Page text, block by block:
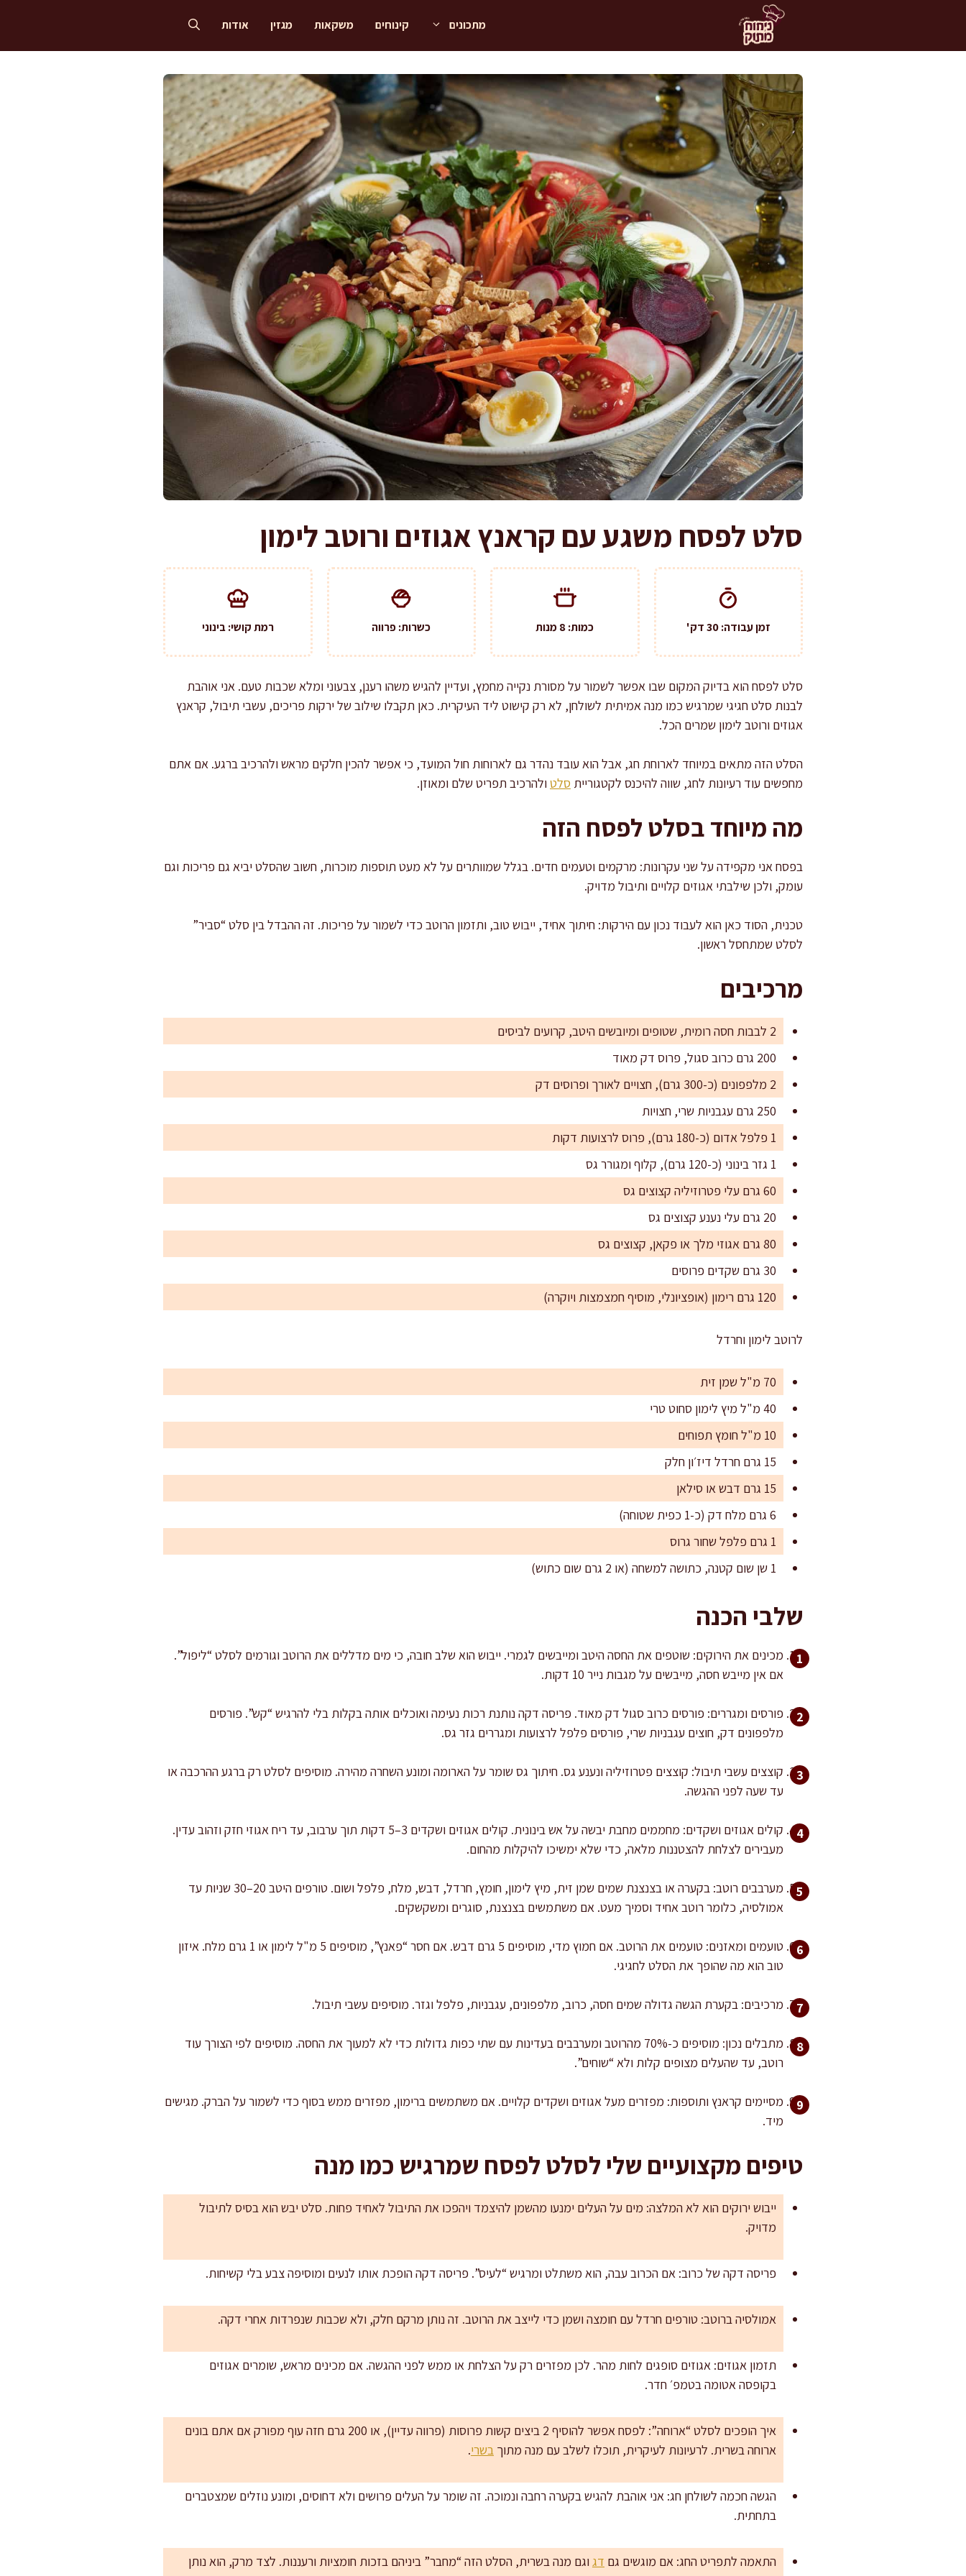
מתכונים קינוחים משקאות מגזין אודות
סלט לפסח משגע עם קראנץ אגוזים ורוטב לימון
זמן עבודה: 30 דק' כמות: 8 מנות כשרות: פרווה רמת קושי: בינוני
סלט לפסח הוא בדיוק המקום שבו אפשר לשמור על מסורת נקייה מחמץ, ועדיין להגיש משהו רענן, צבעוני ומלא שכבות טעם. אני אוהבת
לבנות סלט חגיגי שמרגיש כמו מנה אמיתית לשולחן, לא רק קישוט ליד העיקרית. כאן תקבלו שילוב של ירקות פריכים, עשבי תיבול, קראנץ
אגוזים ורוטב לימון שמרים הכל.
הסלט הזה מתאים במיוחד לארוחת חג, אבל הוא עובד נהדר גם לארוחות חול המועד, כי אפשר להכין חלקים מראש ולהרכיב ברגע. אם אתם
מחפשים עוד רעיונות לחג, שווה להיכנס לקטגוריית סלטולהרכיב תפריט שלם ומאוזן.
מה מיוחד בסלט לפסח הזה
בפסח אני מקפידה על שני עקרונות: מרקמים וטעמים חדים. בגלל שמוותרים על לא מעט תוספות מוכרות, חשוב שהסלט יביא גם פריכות וגם
עומק, ולכן שילבתי אגוזים קלויים ותיבול מדויק.
טכנית, הסוד כאן הוא לעבוד נכון עם הירקות: חיתוך אחיד, ייבוש טוב, ותזמון הרוטב כדי לשמור על פריכות. זה ההבדל בין סלט “סביר”
לסלט שמתחסל ראשון.
מרכיבים
2 לבבות חסה רומית, שטופים ומיובשים היטב, קרועים לביסים
200 גרם כרוב סגול, פרוס דק מאוד
2 מלפפונים (כ-300 גרם), חצויים לאורך ופרוסים דק
250 גרם עגבניות שרי, חצויות
1 פלפל אדום (כ-180 גרם), פרוס לרצועות דקות
1 גזר בינוני (כ-120 גרם), קלוף ומגורר גס
60 גרם עלי פטרוזיליה קצוצים גס
20 גרם עלי נענע קצוצים גס
80 גרם אגוזי מלך או פקאן, קצוצים גס
30 גרם שקדים פרוסים
120 גרם רימון (אופציונלי, מוסיף חמצמצות ויוקרה)
לרוטב לימון וחרדל
70 מ"ל שמן זית
40 מ"ל מיץ לימון סחוט טרי
10 מ"ל חומץ תפוחים
15 גרם חרדל דיז׳ון חלק
15 גרם דבש או סילאן
6 גרם מלח דק (כ-1 כפית שטוחה)
1 גרם פלפל שחור גרוס
1 שן שום קטנה, כתושה למשחה (או 2 גרם שום כתוש)
שלבי הכנה
מכינים את הירוקים: שוטפים את החסה היטב ומייבשים לגמרי. ייבוש הוא שלב חובה, כי מים מדללים את הרוטב וגורמים לסלט “ליפול”.
אם אין מייבש חסה, מייבשים על מגבות נייר 10 דקות.
פורסים ומגררים: פורסים כרוב סגול דק מאוד. פריסה דקה נותנת רכות נעימה ואוכלים אותה בקלות בלי להרגיש “קש”. פורסים
מלפפונים דק, חוצים עגבניות שרי, פורסים פלפל לרצועות ומגררים גזר גס.
קוצצים עשבי תיבול: קוצצים פטרוזיליה ונענע גס. חיתוך גס שומר על הארומה ומונע השחרה מהירה. מוסיפים לסלט רק ברגע ההרכבה או
עד שעה לפני ההגשה.
קולים אגוזים ושקדים: מחממים מחבת יבשה על אש בינונית. קולים אגוזים ושקדים 3–5 דקות תוך ערבוב, עד ריח אגוזי חזק וזהוב עדין.
מעבירים לצלחת להצטננות מלאה, כדי שלא ימשיכו להיקלות מהחום.
מערבבים רוטב: בקערה או בצנצנת שמים שמן זית, מיץ לימון, חומץ, חרדל, דבש, מלח, פלפל ושום. טורפים היטב 20–30 שניות עד
אמולסיה, כלומר רוטב אחיד וסמיך מעט. אם משתמשים בצנצנת, סוגרים ומשקשקים.
טועמים ומאזנים: טועמים את הרוטב. אם חמוץ מדי, מוסיפים 5 גרם דבש. אם חסר “פאנץ”, מוסיפים 5 מ"ל לימון או 1 גרם מלח. איזון
טוב הוא מה שהופך את הסלט לחגיגי.
מרכיבים: בקערת הגשה גדולה שמים חסה, כרוב, מלפפונים, עגבניות, פלפל וגזר. מוסיפים עשבי תיבול.
מתבלים נכון: מוסיפים כ-70% מהרוטב ומערבבים בעדינות עם שתי כפות גדולות כדי לא למעוך את החסה. מוסיפים לפי הצורך עוד
רוטב, עד שהעלים מצופים קלות ולא “שוחים”.
מסיימים קראנץ ותוספות: מפזרים מעל אגוזים ושקדים קלויים. אם משתמשים ברימון, מפזרים ממש בסוף כדי לשמור על הברק. מגישים
מיד.
טיפים מקצועיים שלי לסלט לפסח שמרגיש כמו מנה
ייבוש ירוקים הוא לא המלצה: מים על העלים ימנעו מהשמן להיצמד ויהפכו את התיבול לאחיד פחות. סלט יבש הוא בסיס לתיבול
מדויק.
פריסה דקה של כרוב: אם הכרוב עבה, הוא משתלט ומרגיש “לעיס”. פריסה דקה הופכת אותו לנעים ומוסיפה צבע בלי קשיחות.
אמולסיה ברוטב: טורפים חרדל עם חומצה ושמן כדי לייצב את הרוטב. זה נותן מרקם חלק, ולא שכבות שנפרדות אחרי דקה.
תזמון אגוזים: אגוזים סופגים לחות מהר. לכן מפזרים רק על הצלחת או ממש לפני ההגשה. אם מכינים מראש, שומרים אגוזים
בקופסה אטומה בטמפ׳ חדר.
איך הופכים לסלט “ארוחה”: לפסח אפשר להוסיף 2 ביצים קשות פרוסות (פרווה עדיין), או 200 גרם חזה עוף מפורק אם אתם בונים
ארוחה בשרית. לרעיונות לעיקרית, תוכלו לשלב עם מנה מתוך בשרי.
הגשה חכמה לשולחן חג: אני אוהבת להגיש בקערה רחבה ונמוכה. זה שומר על העלים פרושים ולא דחוסים, ומונע נוזלים שמצטברים
בתחתית.
התאמה לתפריט החג: אם מוגשים גם דגוגם מנה בשרית, הסלט הזה “מחבר” ביניהם בזכות חומציות ורעננות. לצד מרק, הוא נותן